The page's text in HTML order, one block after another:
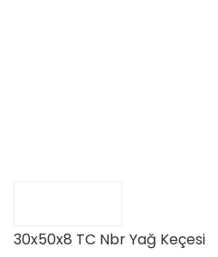
30x50x8 TC Nbr Yağ Keçesi